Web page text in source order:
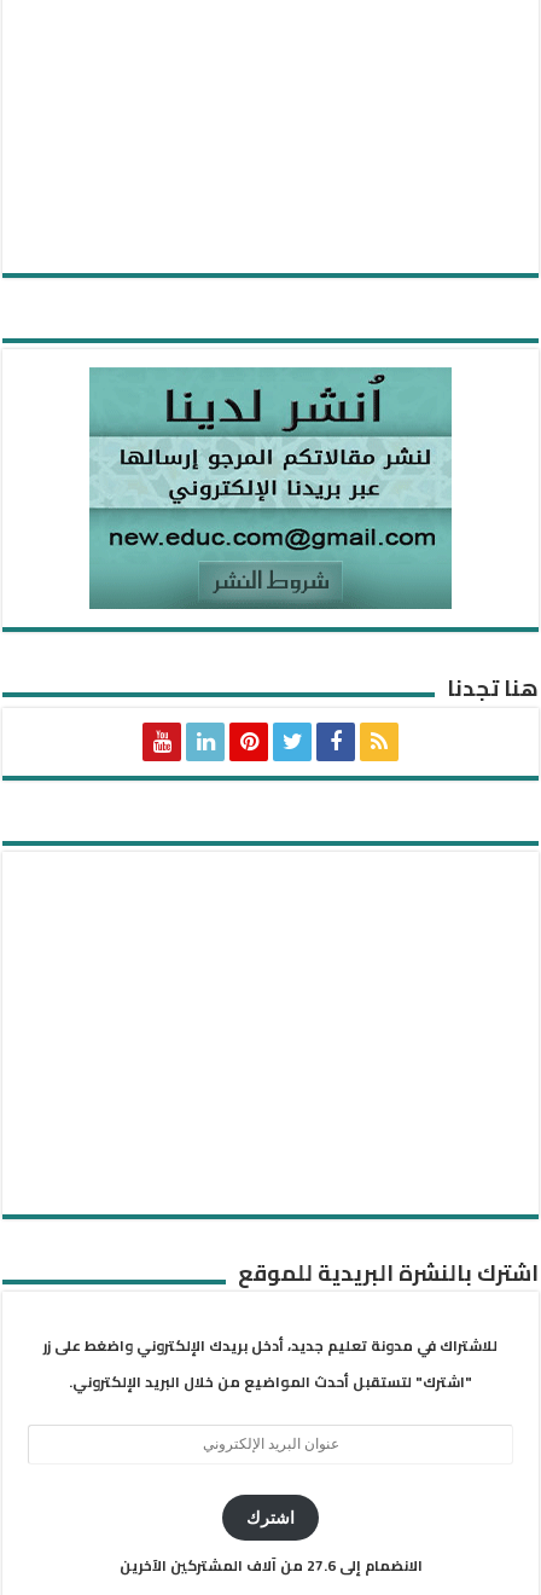
هنا تجدنا
اشترك بالنشرة البريدية للموقع
للاشتراك في مدونة تعليم جديد، أدخل بريدك الإلكتروني واضغط على زر
"اشترك" لتستقبل أحدث المواضيع من خلال البريد الإلكتروني.
اشترك
الانضمام إلى 27.6 من آلاف المشتركين الآخرين